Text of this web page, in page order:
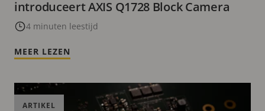
introduceert AXIS Q1728 Block Camera
4 minuten leestijd
MEER LEZEN
ARTIKEL